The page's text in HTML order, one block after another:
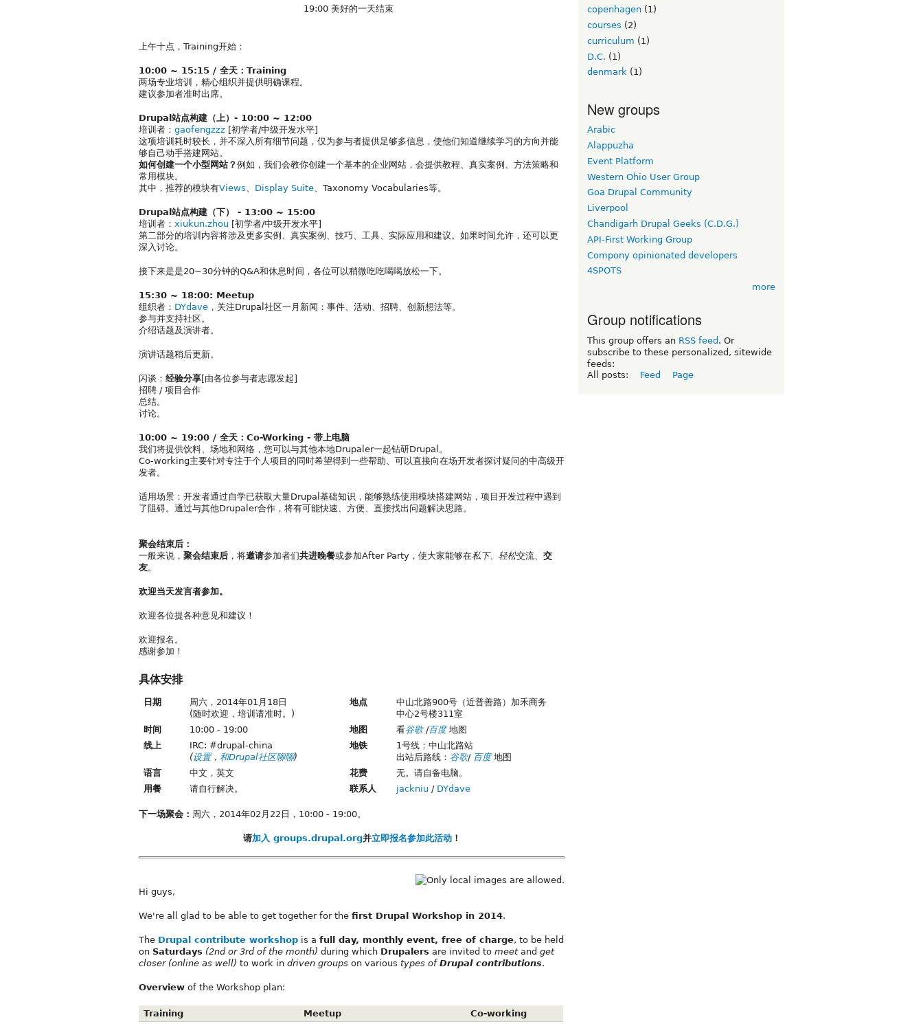
19:00 美好的一天结束
上午十点，Training开始：
10:00 ~ 15:15 / 全天：Training
两场专业培训，精心组织并提供明确课程。
建议参加者准时出席。
Drupal站点构建（上）- 10:00 ~ 12:00
培训者： gaofengzzz [初学者/中级开发水平]
这项培训耗时较长，并不深入所有细节问题，仅为参与者提供足够多信息，使他们知道继续学习的方向并能
够自己动手搭建网站。
如何创建一个小型网站？ 例如，我们会教你创建一个基本的企业网站，会提供教程、真实案例、方法策略和
常用模块。
其中，推荐的模块有Views Display Suite 、Taxonomy Vocabularies等。
Drupal站点构建（下） - 13:00 ~ 15:00
培训者： xiukun.zhou [初学者/中级开发水平]
第二部分的培训内容将涉及更多实例、真实案例、技巧、工具、实际应用和建议。如果时间允许，还可以更
深入讨论。
接下来是是20~30分钟的Q&A和休息时间，各位可以稍微吃吃喝喝放松一下。
15:30 ~ 18:00: Meetup
组织者： DYdave ，关注Drupal社区一月新闻：事件、活动、招聘、创新想法等。
参与并支持社区。
介绍话题及演讲者。
演讲话题稍后更新。
闪谈： 经验分享[由各位参与者志愿发起]
招聘 / 项目合作
总结。
讨论。
10:00 ~ 19:00 / 全天：Co-Working - 带上电脑
我们将提供饮料、场地和网络，您可以与其他本地Drupaler一起钻研Drupal。
Co-working主要针对专注于个人项目的同时希望得到一些帮助、可以直接向在场开发者探讨疑问的中高级开
发者。
适用场景：开发者通过自学已获取大量Drupal基础知识，能够熟练使用模块搭建网站，项目开发过程中遇到
了阻碍。通过与其他Drupaler合作，将有可能快速、方便、直接找出问题解决思路。
聚会结束后：
一般来说， 聚会结束后 ，将邀请参加者们共进晚餐或参加After Party，使大家能够在私下、 轻松交流、 交
友。
欢迎当天发言者参加。
欢迎各位提各种意见和建议！
欢迎报名。
感谢参加！
具体安排
日期
周六，2014年01月18日
(随时欢迎，培训请准时。)
地点
中山北路900号（近普善路）加禾商务
中心2号楼311室
时间
10:00 - 19:00 地图 看谷歌 /百度地图
线上
IRC: #drupal-china
(设置， 和Drupal社区聊聊)
地铁
1号线：中山北路站
出站后路线： 谷歌/ 百度地图
语言
中文，英文 花费
无。请自备电脑。
用餐
请自行解决。 联系人 jackniu / DYdave
下一场聚会： 周六，2014年02月22日，10:00 - 19:00。
请加入 groups.drupal.org并立即报名参加此活动！
Hi guys,
We're all glad to be able to get together for the first Drupal Workshop in 2014.
The Drupal contribute workshop is a full day, monthly event, free of charge, to be held
on Saturdays (2nd or 3rd of the month) during which Drupalers are invited to meetand get
closer (online as well) to work in driven groups on various types of Drupal contributions.
Overview of the Workshop plan:
Training Meetup
Co-working
copenhagen (1)
courses (2)
curriculum (1)
D.C. (1)
denmark (1)
New groups
Arabic
Alappuzha
Event Platform
Western Ohio User Group
Goa Drupal Community
Liverpool
Chandigarh Drupal Geeks (C.D.G.)
API-First Working Group
Compony opinionated developers
4SPOTS
more
Group notifications
This group offers an RSS feed . Or
subscribe to these personalized, sitewide
feeds:
All posts:
Feed Page